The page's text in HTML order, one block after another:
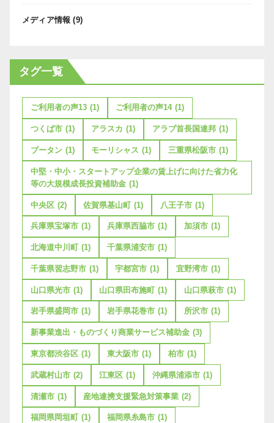
メディア情報 (9)
タグ一覧
ご利用者の声13 (1) ご利用者の声14 (1)
つくば市 (1) アラスカ (1) アラブ首長国連邦 (1)
ブータン (1) モーリシャス (1) 三重県松阪市 (1)
中堅・中小・スタートアップ企業の賃上げに向けた省力化
等の大規模成長投資補助金 (1)
中央区 (2) 佐賀県基山町 (1) 八王子市 (1)
兵庫県宝塚市 (1) 兵庫県西脇市 (1) 加須市 (1)
北海道中川町 (1) 千葉県浦安市 (1)
千葉県習志野市 (1) 宇都宮市 (1) 宜野湾市 (1)
山口県光市 (1) 山口県田布施町 (1) 山口県萩市 (1)
岩手県盛岡市 (1) 岩手県花巻市 (1) 所沢市 (1)
新事業進出・ものづくり商業サービス補助金 (3)
東京都渋谷区 (1) 東大阪市 (1) 柏市 (1)
武蔵村山市 (2) 江東区 (1) 沖縄県浦添市 (1)
清瀬市 (1) 産地連携支援緊急対策事業 (2)
福岡県岡垣町 (1) 福岡県糸島市 (1)